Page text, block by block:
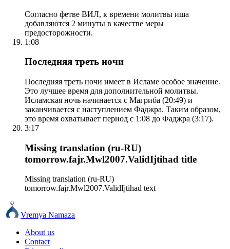
Согласно фетве ВИЛ, к времени молитвы иша
добавляются 2 минуты в качестве меры
предосторожности.
1:08
Последняя треть ночи
Последняя треть ночи имеет в Исламе особое значение.
Это лучшее время для дополнительной молитвы.
Исламская ночь начинается с Магриба (20:49) и
заканчивается с наступлением Фаджра. Таким образом,
это время охватывает период с 1:08 до Фаджра (3:17).
3:17
Missing translation (ru-RU)
tomorrow.fajr.Mwl2007.ValidIjtihad title
Missing translation (ru-RU)
tomorrow.fajr.Mwl2007.ValidIjtihad text
Vremya Namaza
About us
Contact